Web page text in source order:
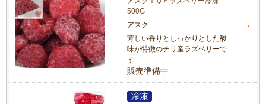
500G
アスク
芳しい香りとしっかりとした酸
味が特徴のチリ産ラズベリーで
す
販売準備中